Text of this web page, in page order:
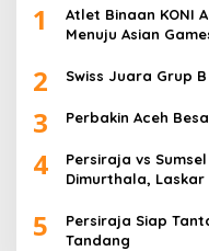
1
Atlet Binaan KONI
Menuju Asian
2 Swiss Juara Grup
3 Perbakin Aceh
4
Persiraja vs
Dimurthala, Laskar
5
Persiraja Siap
Tandang